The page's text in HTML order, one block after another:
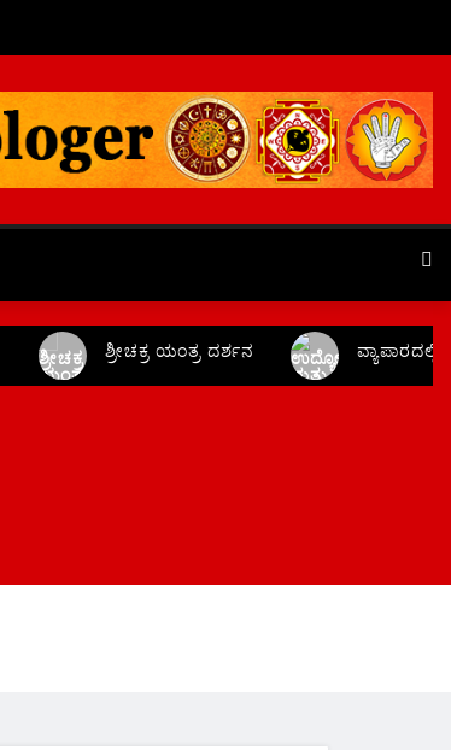
ಶ್ರೀಚಕ್ರ ಯಂತ್ರ ದರ್ಶನ ವ್ಯಾಪಾರದಲ್ಲಿ